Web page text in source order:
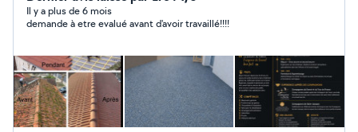
,lavé roulé. & moquette de sol plusieurs colories
terrasse et contour de piscine encadrement Maison &
de murs,maison,et clôture. & Pose carrelage extérieur
et de travertin & création piscines sur mesures avec
terrassements. & création paysagère me déplace pour
tous conseils aux alentours de La Rochelle Au plaisir.
Cordialement.
Il y a plus de 6 mois
demande à etre evalué avant d'avoir travaillé!!!!